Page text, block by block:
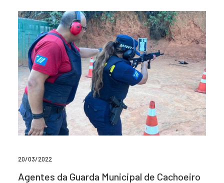
20/03/2022
Agentes da Guarda Municipal de Cachoeiro